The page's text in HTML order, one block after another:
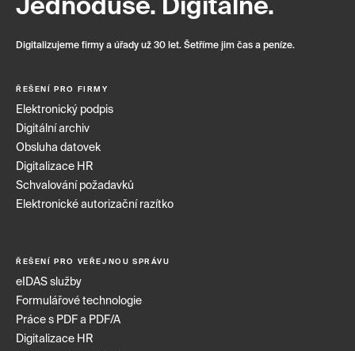
Jednoduše. Digitálně.
Digitalizujeme firmy a úřady už 30 let. Šetříme jim čas a peníze.
ŘEŠENÍ PRO FIRMY
Elektronický podpis
Digitální archiv
Obsluha datovek
Digitalizace HR
Schvalování požadavků
Elektronické autorizační razítko
ŘEŠENÍ PRO VEŘEJNOU SPRÁVU
eIDAS služby
Formulářové technologie
Práce s PDF a PDF/A
Digitalizace HR